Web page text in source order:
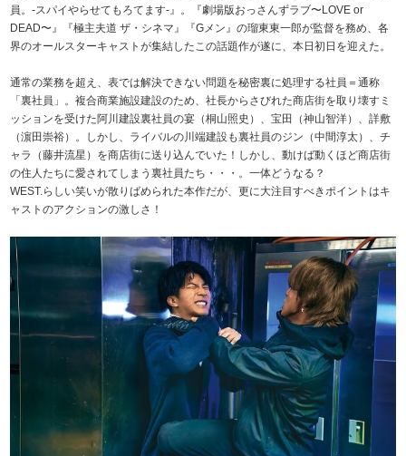
員。-スパイやらせてもろてます‐』。『劇場版おっさんずラブ〜LOVE or
DEAD〜』『極主夫道 ザ・シネマ』『Gメン』の瑠東東一郎が監督を務め、各
界のオールスターキャストが集結したこの話題作が遂に、本日初日を迎えた。
通常の業務を超え、表では解決できない問題を秘密裏に処理する社員＝通称
「裏社員」。複合商業施設建設のため、社長からさびれた商店街を取り壊すミ
ッションを受けた阿川建設裏社員の宴（桐山照史）、宝田（神山智洋）、詳敷
（濵田崇裕）。しかし、ライバルの川端建設も裏社員のジン（中間淳太）、チ
ャラ（藤井流星）を商店街に送り込んでいた！しかし、動けば動くほど商店街
の住人たちに愛されてしまう裏社員たち・・・。一体どうなる？
WEST.らしい笑いが散りばめられた本作だが、更に大注目すべきポイントはキ
ャストのアクションの激しさ！